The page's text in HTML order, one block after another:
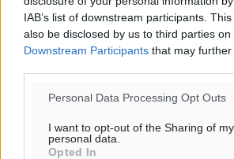
IAB’s list of downstream participants.
also be disclosed by us to third parties on
Downstream Participants that may
Personal Data Processing Opt Outs
I want to opt-out of the Sharing of my
personal data.
Opted In